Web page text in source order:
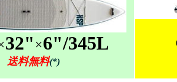
32"×6"/345L
送料無料(*)